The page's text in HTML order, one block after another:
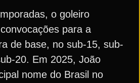
o goleiro
para a
de base, no sub-15, sub-
20. Em 2025, João
nome do Brasil no